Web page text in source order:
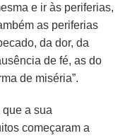
e ir às periferias,
as periferias
da dor, da
de fé, as do
de miséria”.
a sua
começaram a